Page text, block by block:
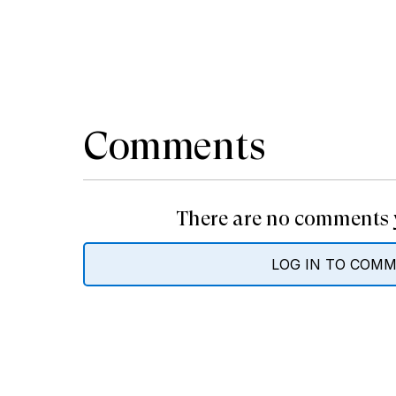
Comments
There are no comments
LOG IN TO